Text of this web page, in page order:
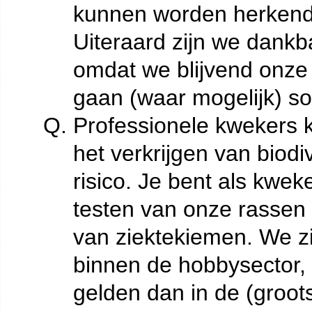
kunnen worden
Uiteraard zijn we
omdat we blijvend
gaan (waar mogelijk)
Professionele kwekers
het verkrijgen van
risico. Je bent als
testen van onze
van ziektekiemen. We
binnen de
gelden dan in de